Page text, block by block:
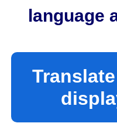
language
環境局環境